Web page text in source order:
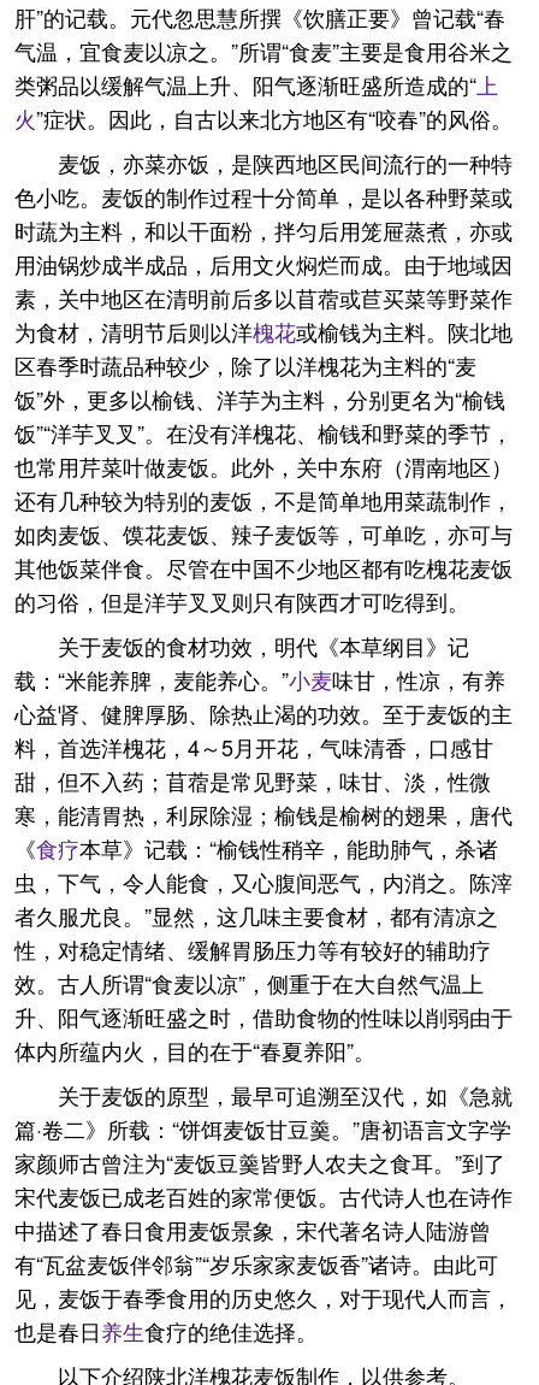
肝”的记载。元代忽思慧所撰《饮膳正要》曾记载“春
气温，宜食麦以凉之。”所谓“食麦”主要是食用谷米之
类粥品以缓解气温上升、阳气逐渐旺盛所造成的“ 上
火”症状。因此，自古以来北方地区有“咬春”的风俗。
麦饭，亦菜亦饭，是陕西地区民间流行的一种特
色小吃。麦饭的制作过程十分简单，是以各种野菜或
时蔬为主料，和以干面粉，拌匀后用笼屉蒸煮，亦或
用油锅炒成半成品，后用文火焖烂而成。由于地域因
素，关中地区在清明前后多以苜蓿或苣买菜等野菜作
为食材，清明节后则以洋槐花或榆钱为主料。陕北地
区春季时蔬品种较少，除了以洋槐花为主料的“麦
饭”外，更多以榆钱、洋芋为主料，分别更名为“榆钱
饭”“洋芋叉叉”。在没有洋槐花、榆钱和野菜的季节，
也常用芹菜叶做麦饭。此外，关中东府（渭南地区）
还有几种较为特别的麦饭，不是简单地用菜蔬制作，
如肉麦饭、馍花麦饭、辣子麦饭等，可单吃，亦可与
其他饭菜伴食。尽管在中国不少地区都有吃槐花麦饭
的习俗，但是洋芋叉叉则只有陕西才可吃得到。
关于麦饭的食材功效，明代《本草纲目》记
载：“米能养脾，麦能养心。”小麦味甘，性凉，有养
心益肾、健脾厚肠、除热止渴的功效。至于麦饭的主
料，首选洋槐花，4～5月开花，气味清香，口感甘
甜，但不入药；苜蓿是常见野菜，味甘、淡，性微
寒，能清胃热，利尿除湿；榆钱是榆树的翅果，唐代
《食疗本草》记载：“榆钱性稍辛，能助肺气，杀诸
虫，下气，令人能食，又心腹间恶气，内消之。陈滓
者久服尤良。”显然，这几味主要食材，都有清凉之
性，对稳定情绪、缓解胃肠压力等有较好的辅助疗
效。古人所谓“食麦以凉”，侧重于在大自然气温上
升、阳气逐渐旺盛之时，借助食物的性味以削弱由于
体内所蕴内火，目的在于“春夏养阳”。
关于麦饭的原型，最早可追溯至汉代，如《急就
篇·卷二》所载：“饼饵麦饭甘豆羹。”唐初语言文字学
家颜师古曾注为“麦饭豆羹皆野人农夫之食耳。”到了
宋代麦饭已成老百姓的家常便饭。古代诗人也在诗作
中描述了春日食用麦饭景象，宋代著名诗人陆游曾
有“瓦盆麦饭伴邻翁”“岁乐家家麦饭香”诸诗。由此可
见，麦饭于春季食用的历史悠久，对于现代人而言，
也是春日养生食疗的绝佳选择。
以下介绍陕北洋槐花麦饭制作，以供参考。